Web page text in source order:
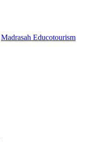
Madrasah Educotourism